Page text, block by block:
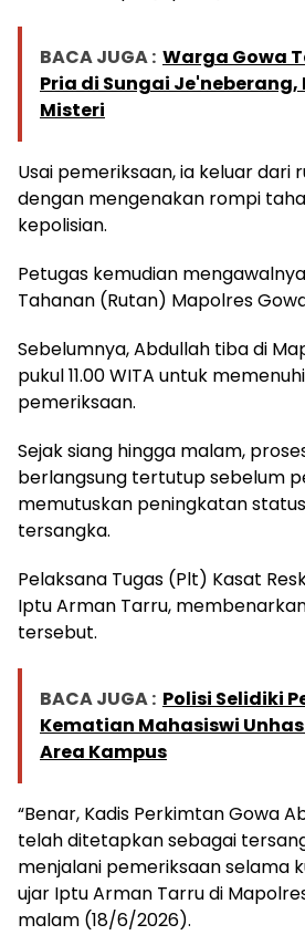
BACA JUGA : Warga Gowa
Pria di Sungai
Misteri
Usai pemeriksaan, ia keluar dari
dengan mengenakan rompi
kepolisian.
Petugas kemudian
Tahanan (Rutan) Mapolres
Sebelumnya, Abdullah tiba di
pukul 11.00 WITA untuk
pemeriksaan.
Sejak siang hingga malam,
berlangsung tertutup sebelum
memutuskan peningkatan
tersangka.
Pelaksana Tugas (Plt) Kasat
Iptu Arman Tarru,
tersebut.
BACA JUGA : Polisi Selidiki
Kematian Mahasiswi
Area Kampus
“Benar, Kadis Perkimtan Gowa
telah ditetapkan sebagai
menjalani pemeriksaan selama
ujar Iptu Arman Tarru di
malam (18/6/2026).